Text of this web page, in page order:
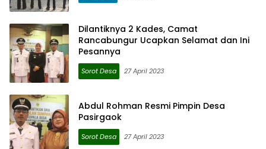
Dilantiknya 2 Kades, Camat
Rancabungur Ucapkan Selamat dan Ini
Pesannya
Sorot Desa 27 April 2023
Abdul Rohman Resmi Pimpin Desa
Pasirgaok
Sorot Desa 27 April 2023